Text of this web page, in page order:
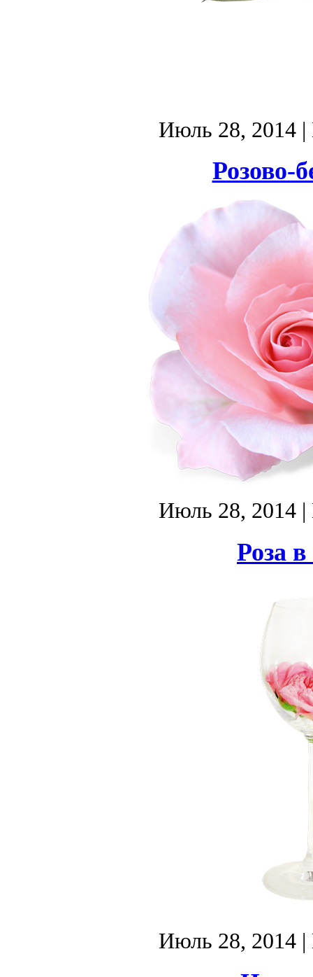
Июль 28, 2014 |
Розово-
Июль 28, 2014 |
Роза
Июль 28, 2014 |